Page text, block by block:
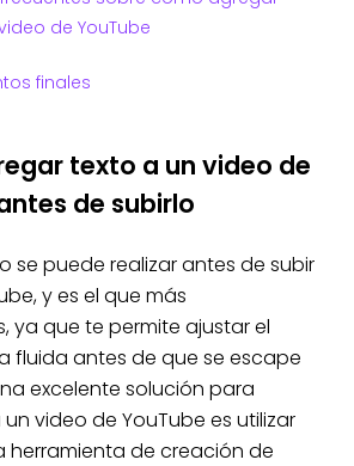
de YouTube
finales
texto a un video de
de subirlo
se puede realizar antes de subir
y es el que más
ya que te permite ajustar el
fluida antes de que se escape
excelente solución para
video de YouTube es utilizar
herramienta de creación de